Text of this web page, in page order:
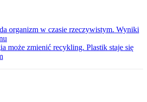
organizm w czasie rzeczywistym. Wyniki
może zmienić recykling. Plastik staje się